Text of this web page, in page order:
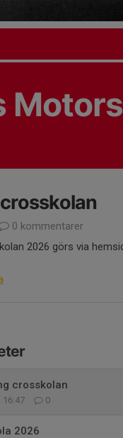
0 kommentarer
2026 görs via
crosskolan
16:47 0
2026